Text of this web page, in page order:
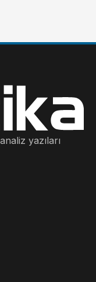
yazıları